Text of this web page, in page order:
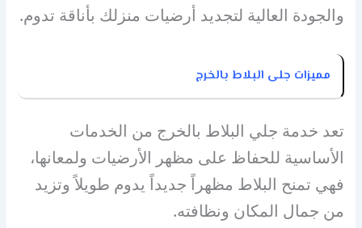
والجودة العالية لتجديد أرضيات منزلك بأناقة تدوم.
مميزات جلى البلاط بالخرج
تعد خدمة جلي البلاط بالخرج من الخدمات
الأساسية للحفاظ على مظهر الأرضيات ولمعانها،
فهي تمنح البلاط مظهراً جديداً يدوم طويلاً وتزيد
من جمال المكان ونظافته.